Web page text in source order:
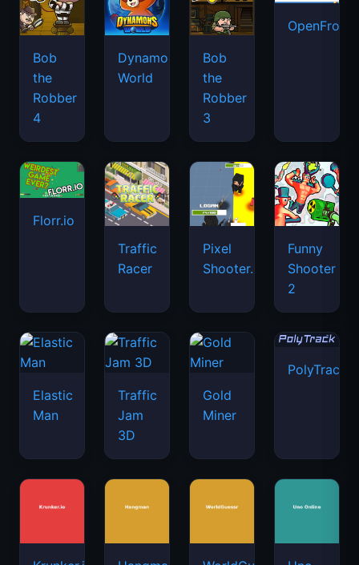
Bob
the
Robber
4
Dynamons
World
Bob
the
Robber
3
Florr.io
Traffic
Racer
Pixel
Shooter.IO
Funny
Shooter
2
Elastic
Man
Traffic
Jam
3D
Gold
Miner
PolyTrack